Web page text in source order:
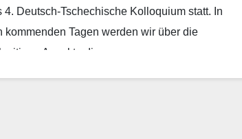
4. Deutsch-Tschechische Kolloquium statt. In
kommenden Tagen werden wir über die
Aspekte dieses…